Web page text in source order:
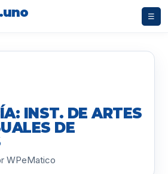
☰
INST. DE ARTES
DE
WPeMatico